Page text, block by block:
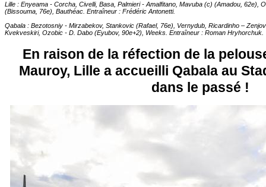
Lille : Enyeama - Corcha, Civelli, Basa, Palmieri - Amalfitano, Mavuba (c) (Amadou, 62e),
(Bissouma, 76e), Bauthéac. Entraîneur : Frédéric Antonetti.
Qabala : Bezotosniy - Mirzabekov, Stankovic (Rafael, 76e), Vernydub, Ricardinho –
Kvekveskiri, Ozobic - D. Dabo (Eyubov, 90e+2), Weeks. Entraîneur : Roman Hryhorchuk.
En raison de la réfection de la
Mauroy, Lille a accueilli Qabala au
dans le passé !